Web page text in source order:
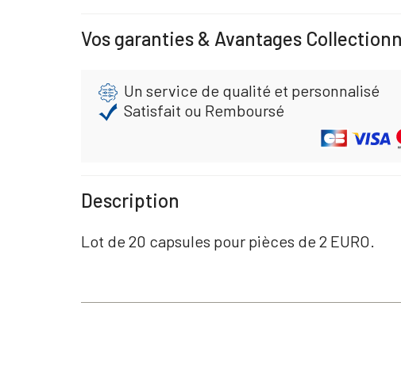
Vos garanties & Avantages
Un service de qualité et personnalisé
Satisfait ou Remboursé
Description
Lot de 20 capsules pour pièces de 2 EURO.